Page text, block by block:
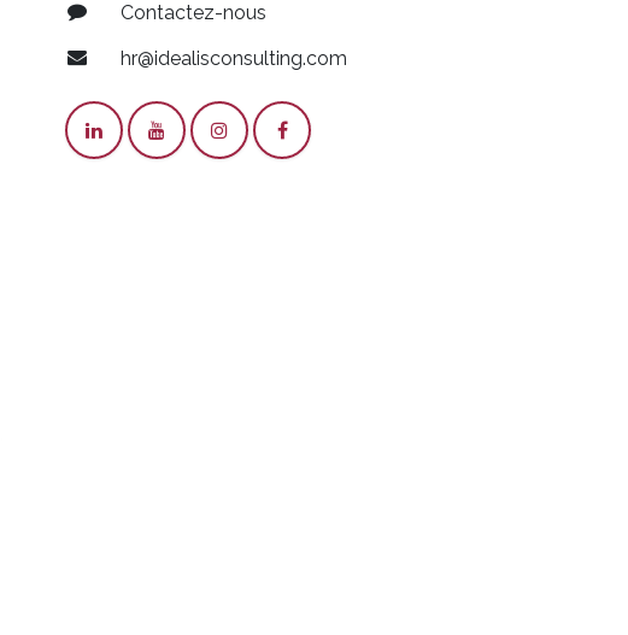
Contactez-nous
hr@idealisconsulting.com